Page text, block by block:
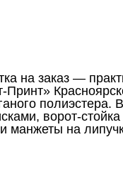
на заказ —
ворот-
манжеты на